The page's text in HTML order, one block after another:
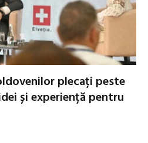
plecați peste
și experiență pentru